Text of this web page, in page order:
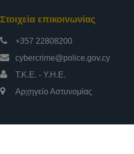
Στοιχεία επικοινωνίας
+357 22808200
cybercrime@police.gov.cy
Τ.Κ.Ε. - Υ.Η.Ε.
Αρχηγείο Αστυνομίας